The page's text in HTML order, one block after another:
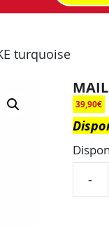
turquoise
39,90€
-